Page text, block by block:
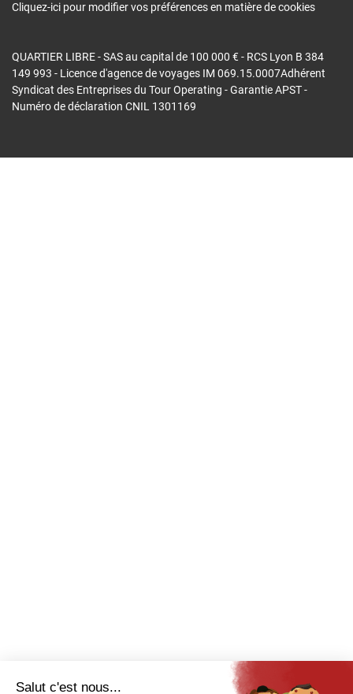
Cliquez-ici pour modifier vos préférences en matière de cookies
QUARTIER LIBRE - SAS au capital de 100 000 € - RCS Lyon B 384
149 993 - Licence d'agence de voyages IM 069.15.0007Adhérent
Syndicat des Entreprises du Tour Operating - Garantie APST -
Numéro de déclaration CNIL 1301169